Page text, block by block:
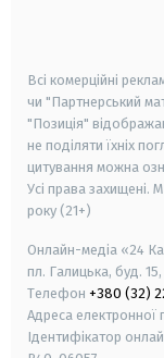
Всі комерційні
чи "Партнерський
"Позиція"
не поділяти їхніх
цитування можна
Усі права захищені.
року (21+)
Онлайн-медіа «24
пл. Галицька, буд.
Телефон +380 (32)
Адреса
Ідентифікатор